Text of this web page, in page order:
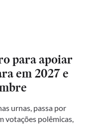
para apoiar
em 2027 e
urnas, passa por
votações polêmicas,